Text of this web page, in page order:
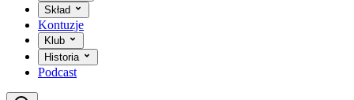
Skład
Kontuzje
Klub
Historia
Podcast